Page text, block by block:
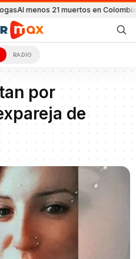
Al menos 21 muertos en Colombia
RADIO
por
de